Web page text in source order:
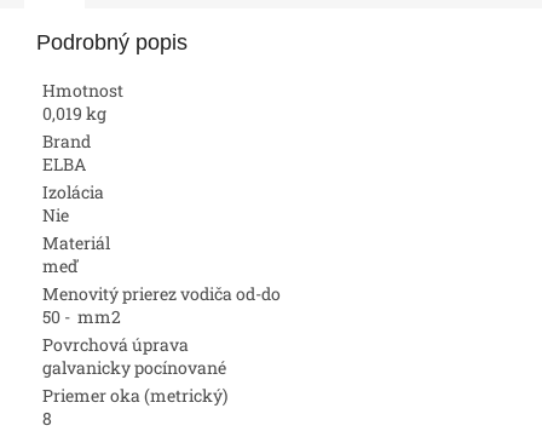
Podrobný popis
Hmotnost
0,019 kg
Brand
ELBA
Izolácia
Nie
Materiál
meď
Menovitý prierez vodiča od-do
50 - mm2
Povrchová úprava
galvanicky pocínované
Priemer oka (metrický)
8